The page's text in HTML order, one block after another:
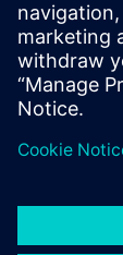
har vi gått
tilgjengelig
Lær mer